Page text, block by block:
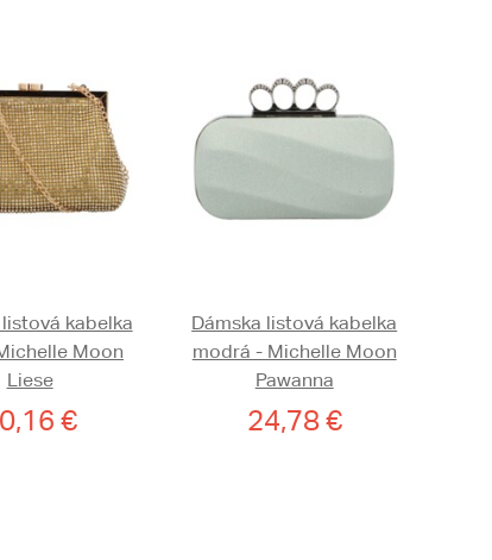
kabelka
Moon
Liese
€
Dámska listová kabelka
modrá - Michelle Moon
Pawanna
24,78 €